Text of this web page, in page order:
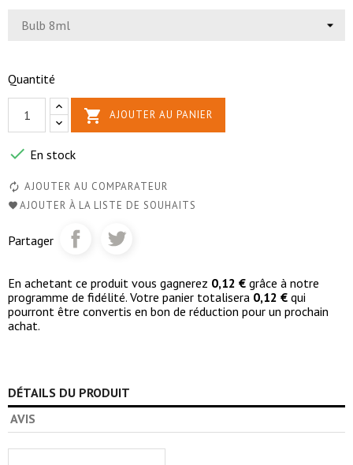
Quantité
 AJOUTER AU PANIER
 En stock
AJOUTER AU COMPARATEUR
AJOUTER À LA LISTE DE SOUHAITS
Partager
En achetant ce produit vous gagnerez 0,12 € grâce à notre
programme de fidélité. Votre panier totalisera 0,12 € qui
pourront être convertis en bon de réduction pour un prochain
achat.
DÉTAILS DU PRODUIT
AVIS